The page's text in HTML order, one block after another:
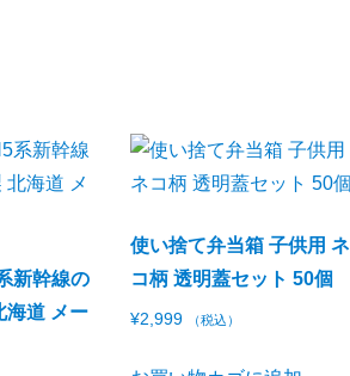
新幹線の
海道 メー
使い捨て弁当箱 子供用 ネ
コ柄 透明蓋セット 50個
¥2,999 （税込）